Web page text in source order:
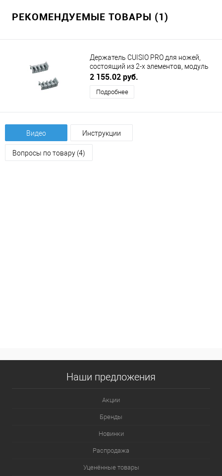
РЕКОМЕНДУЕМЫЕ ТОВАРЫ (1)
Держатель CUISIO PRO для ножей,
состоящий из 2-х элементов, модуль
150 мм, серый NINKAPLAST
(НИНКАПЛАСТ)
2 155.02 руб.
Подробнее
Видео Инструкции
Вопросы по товару (4)
Наши предложения
Акции
Бренды
Новинки
Распродажа
Уценённые товары